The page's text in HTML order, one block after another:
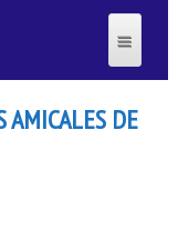
AMICALES DE